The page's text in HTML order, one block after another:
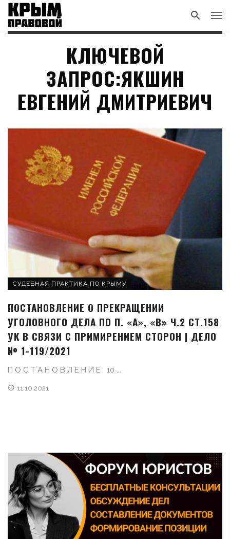
КЛЮЧЕВОЙ
ЗАПРОС:ЯКШИН
ЕВГЕНИЙ ДМИТРИЕВИЧ
СУДЕБНАЯ ПРАКТИКА ПО КРЫМУ
ПОСТАНОВЛЕНИЕ О ПРЕКРАЩЕНИИ
УГОЛОВНОГО ДЕЛА ПО П. «А», «В» Ч.2 СТ.158
УК В СВЯЗИ С ПРИМИРЕНИЕМ СТОРОН | ДЕЛО
№ 1-119/2021
П О С Т А Н О В Л Е Н И Е 10 ...
11.10.2021